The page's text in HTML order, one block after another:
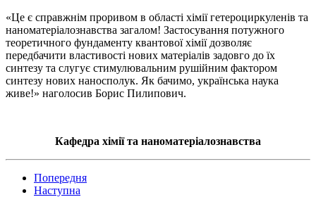
«Це є справжнім проривом в області хімії гетероциркуленів та
наноматеріалознавства загалом! Застосування потужного
теоретичного фундаменту квантової хімії дозволяє
передбачити властивості нових матеріалів задовго до їх
синтезу та слугує стимулювальним рушійним фактором
синтезу нових наносполук. Як бачимо, українська наука
живе!» наголосив Борис Пилипович.
Кафедра хімії та наноматеріалознавства
Попередня
Наступна